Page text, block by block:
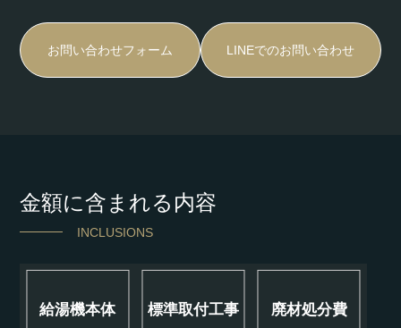
お問い合わせフォーム LINEでのお問い合わせ
金額に含まれる内容
INCLUSIONS
給湯機本体 標準取付工事 廃材処分費